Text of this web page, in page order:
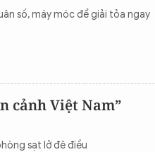
số, máy móc để giải tỏa ngay
cảnh Việt Nam”
sạt lở đê điều